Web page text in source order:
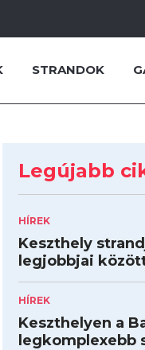
STRANDOK
Legújabb
HÍREK
Keszthely
legjobbjai
HÍREK
Keszthelyen a
legkomplexebb